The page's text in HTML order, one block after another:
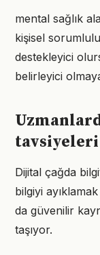
mental sağlık
kişisel
destekleyici
belirleyici
tavsiyeleri
Dijital çağda
bilgiyi
da güvenilir
taşıyor.